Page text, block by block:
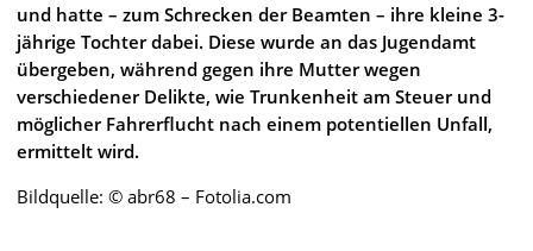
und hatte – zum Schrecken der Beamten – ihre kleine 3-
jährige Tochter dabei. Diese wurde an das Jugendamt
übergeben, während gegen ihre Mutter wegen
verschiedener Delikte, wie Trunkenheit am Steuer und
möglicher Fahrerflucht nach einem potentiellen Unfall,
ermittelt wird.
Bildquelle: © abr68 – Fotolia.com